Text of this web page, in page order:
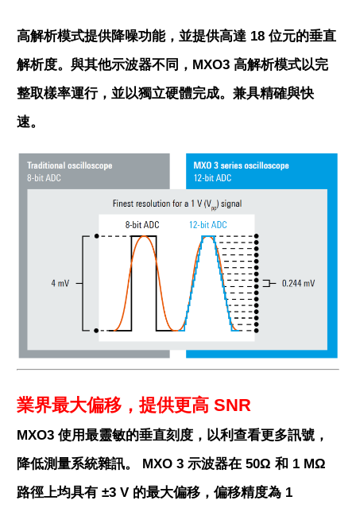
高解析模式提供降噪功能，並提供高達 18 位元的垂直
解析度。與其他示波器不同，MXO3 高解析模式以完
整取樣率運行，並以獨立硬體完成。兼具精確與快
速。
業界最大偏移，提供更高 SNR
MXO3 使用最靈敏的垂直刻度，以利查看更多訊號，
降低測量系統雜訊。 MXO 3 示波器在 50Ω 和 1 MΩ
路徑上均具有 ±3 V 的最大偏移，偏移精度為 1